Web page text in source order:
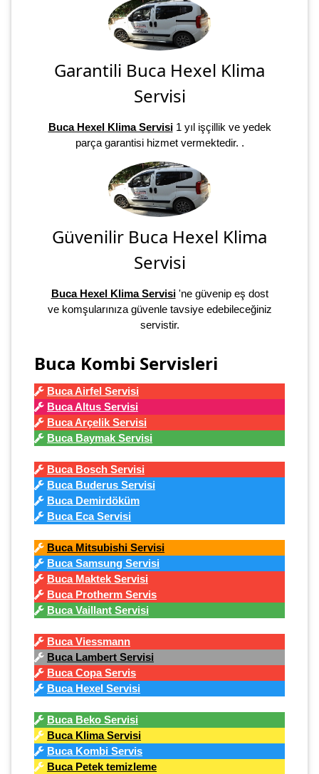
Garantili Buca Hexel Klima
Servisi
Buca Hexel Klima Servisi1 yıl işçillik ve yedek
parça garantisi hizmet vermektedir. .
Güvenilir Buca Hexel Klima
Servisi
Buca Hexel Klima Servisi'ne güvenip eş dost
ve komşularınıza güvenle tavsiye edebileceğiniz
servistir.
Buca Kombi Servisleri
Buca Airfel Servisi
Buca Altus Servisi
Buca Arçelik Servisi
Buca Baymak Servisi
Buca Bosch Servisi
Buca Buderus Servisi
Buca Demirdöküm
Buca Eca Servisi
Buca Mitsubishi Servisi
Buca Samsung Servisi
Buca Maktek Servisi
Buca Protherm Servis
Buca Vaillant Servisi
Buca Viessmann
Buca Lambert Servisi
Buca Copa Servis
Buca Hexel Servisi
Buca Beko Servisi
Buca Klima Servisi
Buca Kombi Servis
Buca Petek temizleme